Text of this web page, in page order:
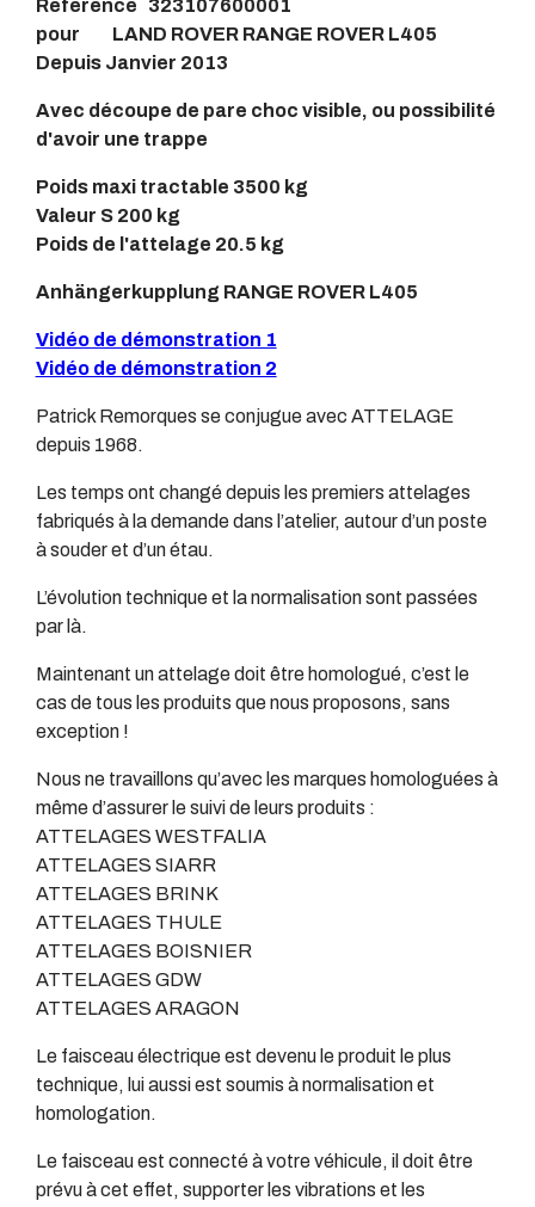
Référence 323107600001
pour LAND ROVER RANGE ROVER L405
Depuis Janvier 2013
Avec découpe de pare choc visible, ou possibilité
d'avoir une trappe
Poids maxi tractable 3500 kg
Valeur S 200 kg
Poids de l'attelage 20.5 kg
Anhängerkupplung RANGE ROVER L405
Vidéo de démonstration 1
Vidéo de démonstration 2
Patrick Remorques se conjugue avec ATTELAGE
depuis 1968.
Les temps ont changé depuis les premiers attelages
fabriqués à la demande dans l’atelier, autour d’un poste
à souder et d’un étau.
L’évolution technique et la normalisation sont passées
par là.
Maintenant un attelage doit être homologué, c’est le
cas de tous les produits que nous proposons, sans
exception !
Nous ne travaillons qu’avec les marques homologuées à
même d’assurer le suivi de leurs produits :
ATTELAGES WESTFALIA
ATTELAGES SIARR
ATTELAGES BRINK
ATTELAGES THULE
ATTELAGES BOISNIER
ATTELAGES GDW
ATTELAGES ARAGON
Le faisceau électrique est devenu le produit le plus
technique, lui aussi est soumis à normalisation et
homologation.
Le faisceau est connecté à votre véhicule, il doit être
prévu à cet effet, supporter les vibrations et les